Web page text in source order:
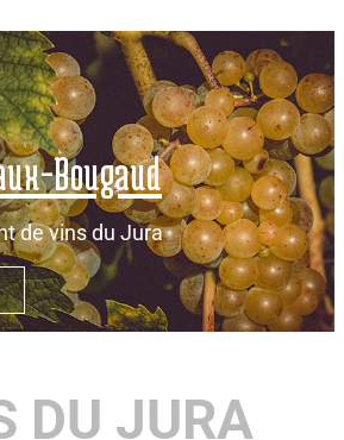
Bougaud
de vins du Jura
DU JURA